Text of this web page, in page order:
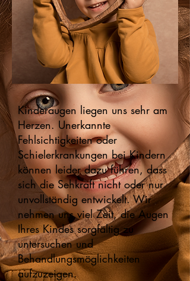
Kinderaugen liegen uns sehr am
Herzen. Unerkannte
Fehlsichtigkeiten oder
Schielerkrankungen bei Kindern
können leider dazu führen, dass
sich die Sehkraft nicht oder nur
unvollständig entwickelt. Wir
nehmen uns viel Zeit, die Augen
Ihres Kindes sorgfältig zu
untersuchen und
Behandlungsmöglichkeiten
aufzuzeigen.